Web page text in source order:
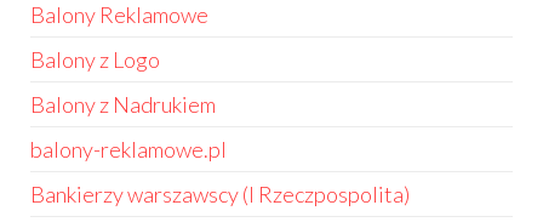
Balony Reklamowe
Balony z Logo
Balony z Nadrukiem
balony-reklamowe.pl
Bankierzy warszawscy (I Rzeczpospolita)